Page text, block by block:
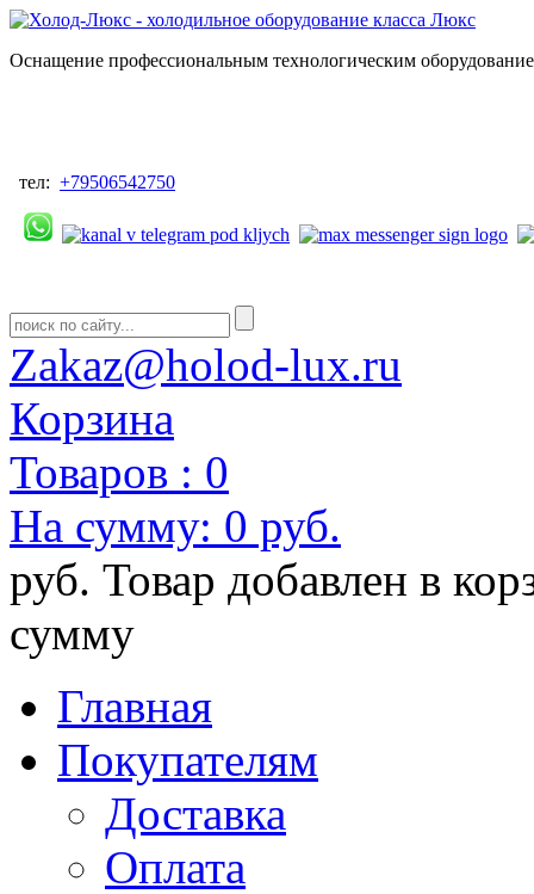
Оснащение профессиональным технологическим
тел: +79506542750
Zakaz@holod-lux.ru
Корзина
Товаров : 0
На сумму: 0 руб.
руб. Товар добавлен в
сумму
Главная
Покупателям
Доставка
Оплата